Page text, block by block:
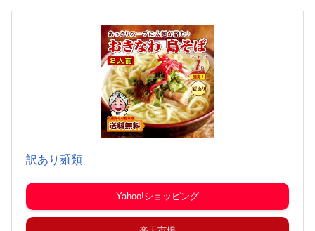
訳あり麺類
Yahoo!ショッピング